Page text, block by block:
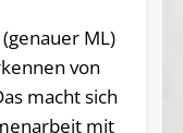
ML)
von
macht sich
mit